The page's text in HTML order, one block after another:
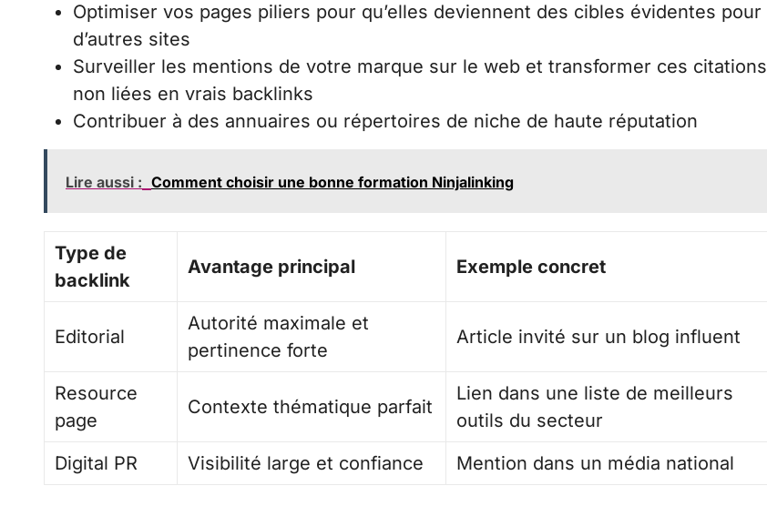
Optimiser vos pages piliers pour qu’elles deviennent des cibles évidentes pour
d’autres sites
Surveiller les mentions de votre marque sur le web et transformer ces citations
non liées en vrais backlinks
Contribuer à des annuaires ou répertoires de niche de haute réputation
Lire aussi : Comment choisir une bonne formation Ninjalinking
Type de
backlink
Avantage principal Exemple concret
Editorial
Autorité maximale et
pertinence forte
Article invité sur un blog influent
Resource
page
Contexte thématique parfait
Lien dans une liste de meilleurs
outils du secteur
Digital PR
Visibilité large et confiance Mention dans un média national